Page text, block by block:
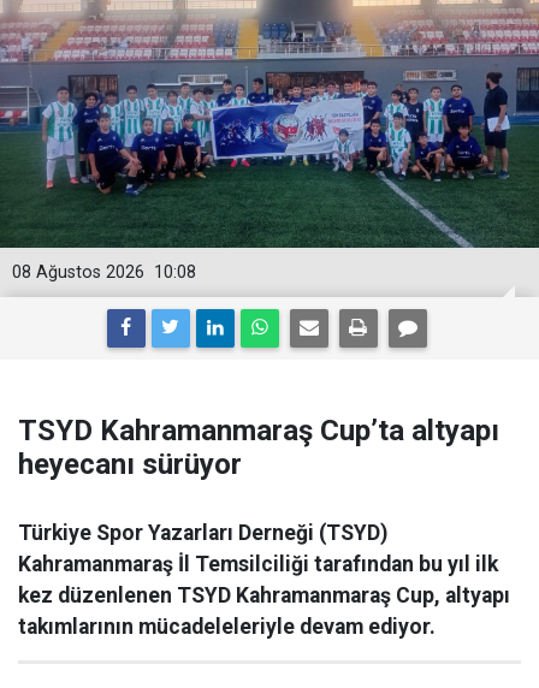
10:08
08 Ağustos 2026
TSYD Kahramanmaraş Cup’ta altyapı
heyecanı sürüyor
Türkiye Spor Yazarları Derneği (TSYD)
Kahramanmaraş İl Temsilciliği tarafından bu yıl ilk
kez düzenlenen TSYD Kahramanmaraş Cup, altyapı
takımlarının mücadeleleriyle devam ediyor.